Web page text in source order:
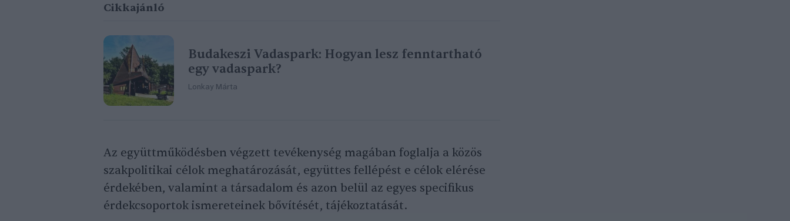
Cikkajánló
Budakeszi Vadaspark: Hogyan lesz fenntartható
egy vadaspark?
Lonkay Márta
Az együttműködésben végzett tevékenység magában foglalja a közös
szakpolitikai célok meghatározását, együttes fellépést e célok elérése
érdekében, valamint a társadalom és azon belül az egyes specifikus
érdekcsoportok ismereteinek bővítését, tájékoztatását.